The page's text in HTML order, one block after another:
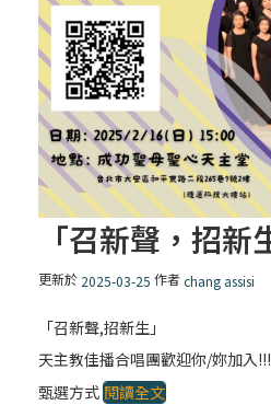
更新於 2025-03-25 作者chang assisi
「召新聲,招新生」
天主教佳播合唱團歡迎你/妳加入!!!
甄選方式閱讀全文